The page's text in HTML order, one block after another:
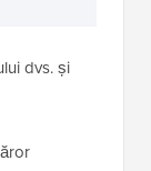
dvs. și